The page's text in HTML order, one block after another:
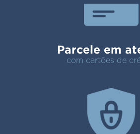
Parcele em
com cartões de